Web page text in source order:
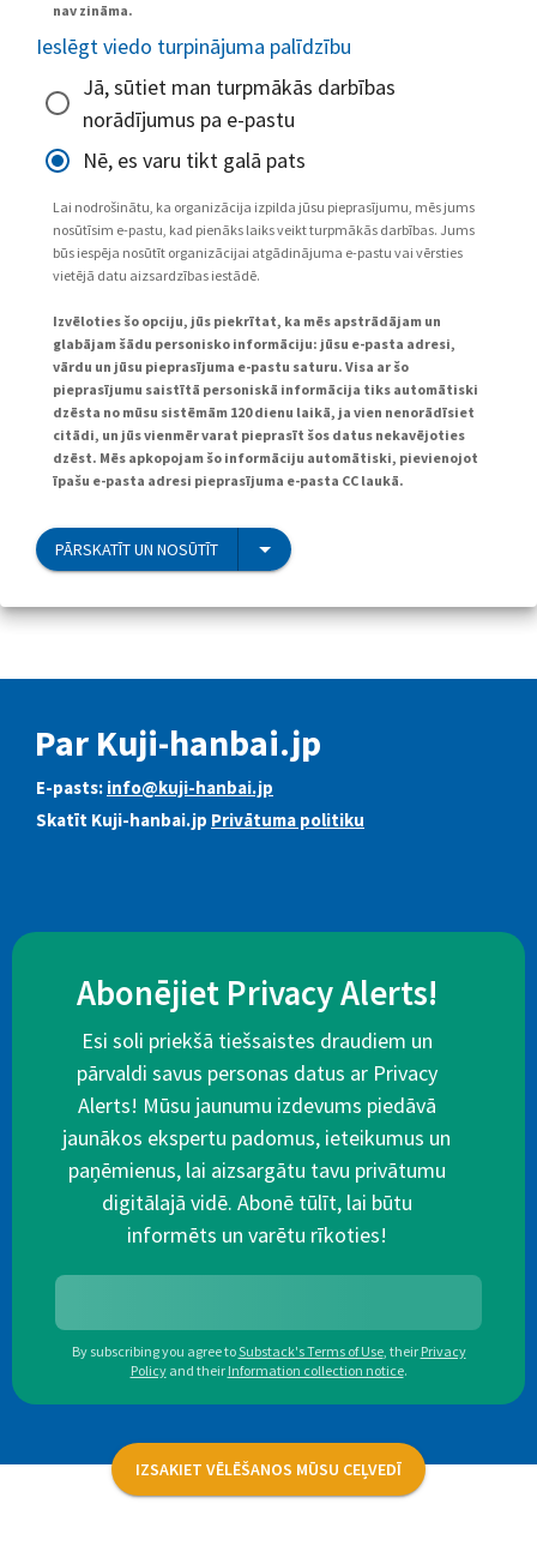
nav zināma.
Ieslēgt viedo turpinājuma palīdzību
Jā, sūtiet man turpmākās darbības
norādījumus pa e-pastu
Nē, es varu tikt galā pats
Lai nodrošinātu, ka organizācija izpilda jūsu pieprasījumu, mēs jums
nosūtīsim e-pastu, kad pienāks laiks veikt turpmākās darbības. Jums
būs iespēja nosūtīt organizācijai atgādinājuma e-pastu vai vērsties
vietējā datu aizsardzības iestādē.
Izvēloties šo opciju, jūs piekrītat, ka mēs apstrādājam un
glabājam šādu personisko informāciju: jūsu e-pasta adresi,
vārdu un jūsu pieprasījuma e-pastu saturu. Visa ar šo
pieprasījumu saistītā personiskā informācija tiks automātiski
dzēsta no mūsu sistēmām 120 dienu laikā, ja vien nenorādīsiet
citādi, un jūs vienmēr varat pieprasīt šos datus nekavējoties
dzēst. Mēs apkopojam šo informāciju automātiski, pievienojot
īpašu e-pasta adresi pieprasījuma e-pasta CC laukā.
PĀRSKATĪT UN NOSŪTĪT
Par Kuji-hanbai.jp
E-pasts: info@kuji-hanbai.jp
Skatīt Kuji-hanbai.jp Privātuma politiku
Abonējiet Privacy Alerts!
Esi soli priekšā tiešsaistes draudiem un
pārvaldi savus personas datus ar Privacy
Alerts! Mūsu jaunumu izdevums piedāvā
jaunākos ekspertu padomus, ieteikumus un
paņēmienus, lai aizsargātu tavu privātumu
digitālajā vidē. Abonē tūlīt, lai būtu
informēts un varētu rīkoties!
By subscribing you agree toSubstack's Terms of Use, their Privacy
Policy and their Information collection notice.
IZSAKIET VĒLĒŠANOS MŪSU CEĻVEDĪ